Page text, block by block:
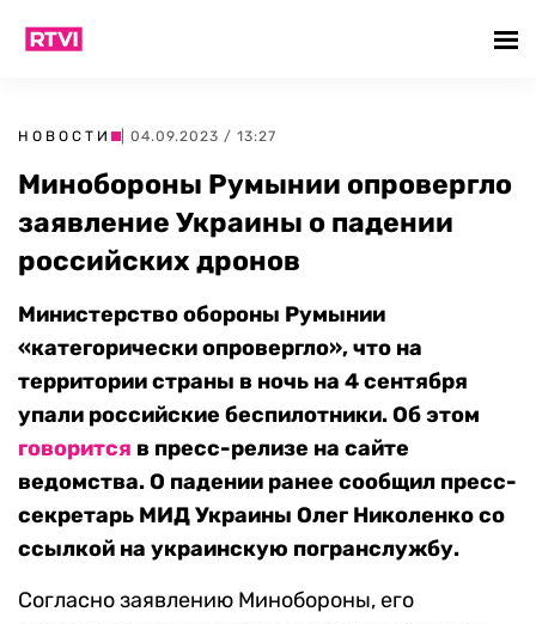
НОВОСТИ | 04.09.2023 / 13:27
Минобороны Румынии опровергло
заявление Украины о падении
российских дронов
Министерство обороны Румынии
«категорически опровергло», что на
территории страны в ночь на 4 сентября
упали российские беспилотники. Об этом
говорится в пресс-релизе на сайте
ведомства. О падении ранее сообщил пресс-
секретарь МИД Украины Олег Николенко со
ссылкой на украинскую погранслужбу.
Согласно заявлению Минобороны, его